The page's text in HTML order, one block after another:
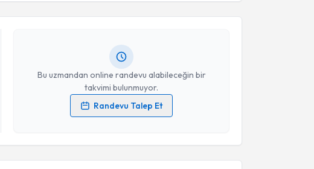
Bu uzmandan online randevu alabileceğin bir
takvimi bulunmuyor.
Randevu Talep Et
Kişisel verilerimin işlenmesine ilişkinAydınlatma Metni
Randevu Takvimi Talebi